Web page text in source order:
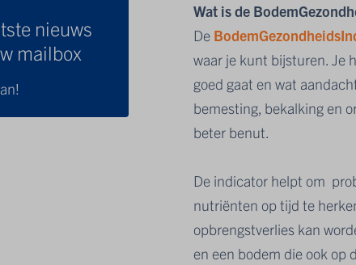
Wat is de
De
waar je kunt bijsturen. Je
goed gaat en wat
bemesting, bekalking en
beter benut.
De indicator helpt om
nutriënten op tijd te
opbrengstverlies kan
en een bodem die ook op
nieuws
mailbox